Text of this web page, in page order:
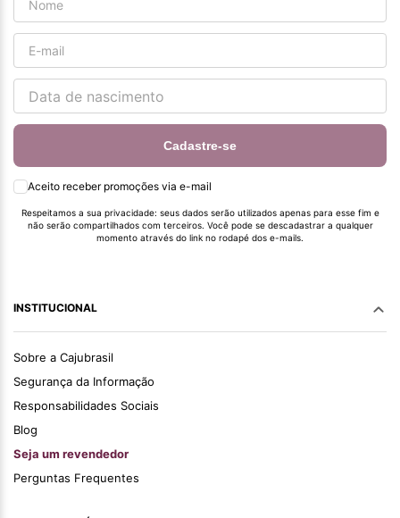
Cadastre-se
Aceito receber promoções via e-mail
Respeitamos a sua privacidade: seus dados serão utilizados apenas para esse fim e
não serão compartilhados com terceiros. Você pode se descadastrar a qualquer
momento através do link no rodapé dos e-mails.
INSTITUCIONAL
Sobre a Cajubrasil
Segurança da Informação
Responsabilidades Sociais
Blog
Seja um revendedor
Perguntas Frequentes